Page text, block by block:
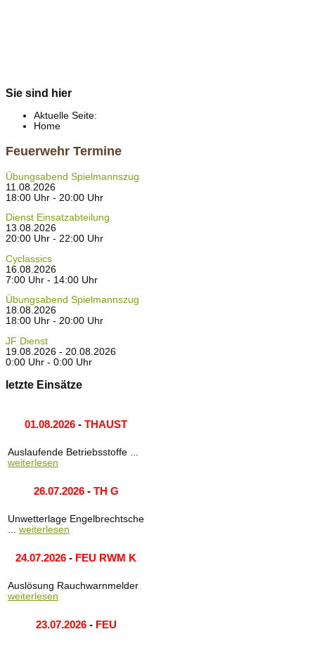
Sie sind hier
Aktuelle Seite:
Home
Feuerwehr Termine
Übungsabend Spielmannszug
11.08.2026
18:00 Uhr - 20:00 Uhr
Dienst Einsatzabteilung
13.08.2026
20:00 Uhr - 22:00 Uhr
Cyclassics
16.08.2026
7:00 Uhr - 14:00 Uhr
Übungsabend Spielmannszug
18.08.2026
18:00 Uhr - 20:00 Uhr
JF Dienst
19.08.2026 - 20.08.2026
0:00 Uhr - 0:00 Uhr
letzte Einsätze
01.08.2026 - THAUST
Auslaufende Betriebsstoffe ...
weiterlesen
26.07.2026- TH G
Unwetterlage Engelbrechtsche
... weiterlesen
24.07.2026 - FEU RWM K
Auslösung Rauchwarnmelder
weiterlesen
23.07.2026- FEU